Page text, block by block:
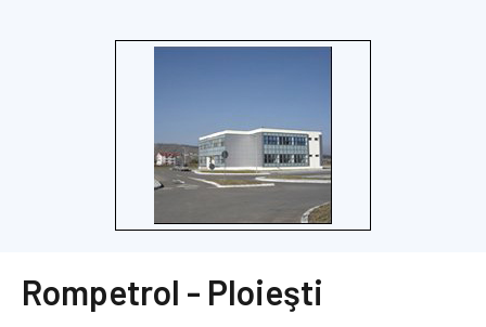
Rompetrol - Ploieşti